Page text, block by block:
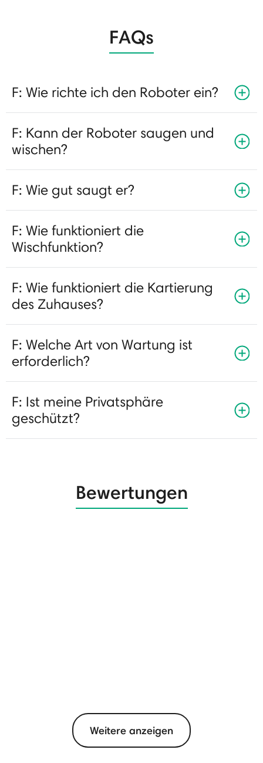
FAQs
F: Wie richte ich den Roboter ein?
F: Kann der Roboter saugen und
wischen?
F: Wie gut saugt er?
F: Wie funktioniert die
Wischfunktion?
F: Wie funktioniert die Kartierung
des Zuhauses?
F: Welche Art von Wartung ist
erforderlich?
F: Ist meine Privatsphäre
geschützt?
Bewertungen
Weitere anzeigen